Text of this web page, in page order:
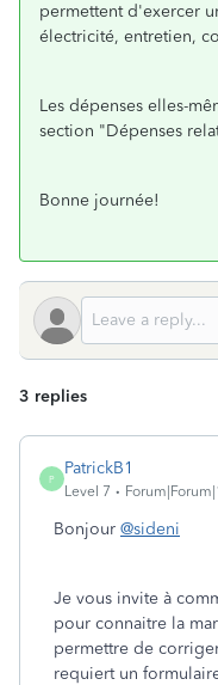
permettent d'exercer
électricité, entretien,
Les dépenses elles-
section "Dépenses
Bonne journée!
3 replies
P
PatrickB1
Level 7
Bonjour @sideni
Je vous invite à
pour connaitre la
permettre de
requiert un